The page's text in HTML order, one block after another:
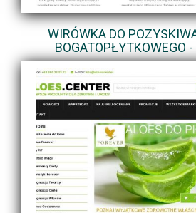
WIRÓWKA DO
BOGATOPŁYTKOWEGO